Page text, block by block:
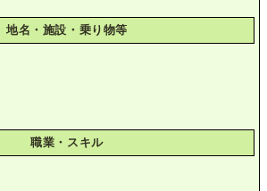
地名・施設・乗り物等
職業・スキル